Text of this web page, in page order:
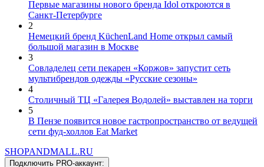
1
Первые магазины нового бренда Idol откроются в
Санкт-Петербурге
2
Немецкий бренд KüchenLand Home открыл самый
большой магазин в Москве
3
Совладелец сети пекарен «Коржов» запустит сеть
мультибрендов одежды «Русские сезоны»
4
Столичный ТЦ «Галерея Водолей» выставлен на торги
5
В Пензе появится новое гастропространство от ведущей
SHOPANDMALL.RU